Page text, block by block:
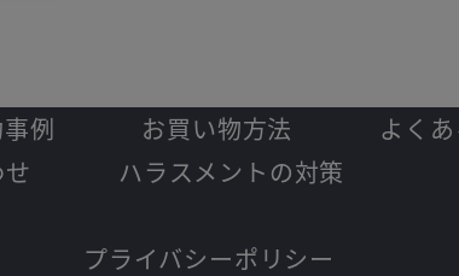
例 お買い物方法
よく
ハラスメントの対策
プライバシーポリシー